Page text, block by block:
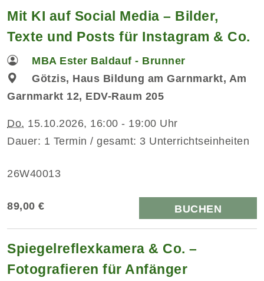
Mit KI auf Social Media – Bilder,
Texte und Posts für Instagram & Co.
MBA Ester Baldauf - Brunner
Götzis, Haus Bildung am Garnmarkt, Am
Garnmarkt 12, EDV-Raum 205
Do. 15.10.2026, 16:00 - 19:00 Uhr
Dauer: 1 Termin / gesamt: 3 Unterrichtseinheiten
26W40013
89,00 € BUCHEN
Spiegelreflexkamera & Co. –
Fotografieren für Anfänger